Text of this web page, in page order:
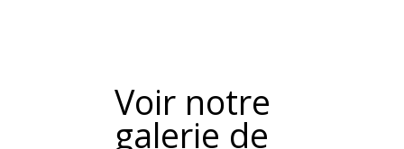
Voir notre
galerie de